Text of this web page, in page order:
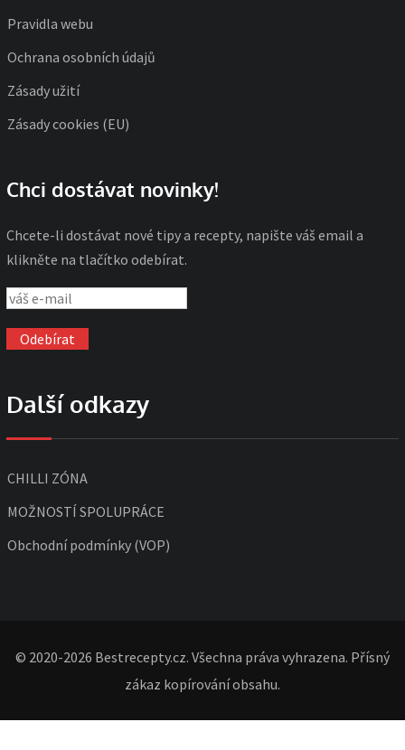
Pravidla webu
Ochrana osobních údajů
Zásady užití
Zásady cookies (EU)
Chci dostávat novinky!
Chcete-li dostávat nové tipy a recepty, napište váš email a
klikněte na tlačítko odebírat.
Další odkazy
CHILLI ZÓNA
MOŽNOSTÍ SPOLUPRÁCE
Obchodní podmínky (VOP)
© 2020-2026 Bestrecepty.cz. Všechna práva vyhrazena. Přísný
zákaz kopírování obsahu.